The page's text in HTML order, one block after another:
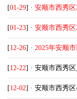
[01-29] · 安顺市西秀区
[01-23] · 安顺市西秀区
[12-26] · 2025年安顺
[12-22] · 安顺市西秀
[12-02] · 安顺市西秀